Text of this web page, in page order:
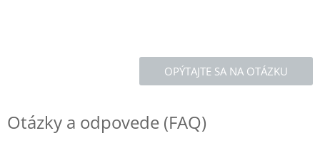
OPÝTAJTE SA NA OTÁZKU
Otázky a odpovede (FAQ)